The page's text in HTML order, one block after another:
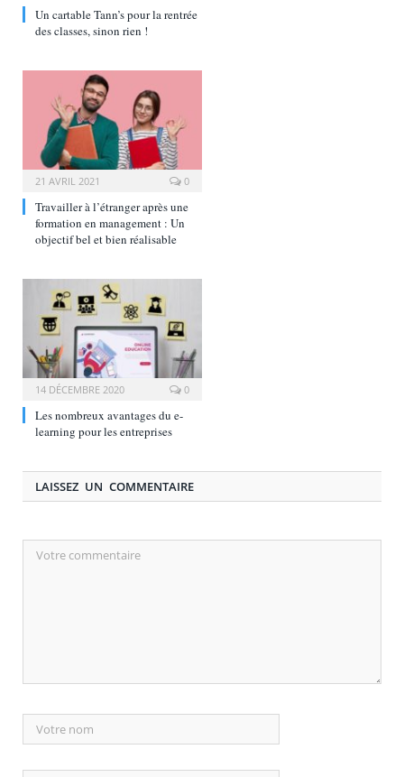
Un cartable Tann’s pour la rentrée
des classes, sinon rien !
21 AVRIL 2021 0
Travailler à l’étranger après une
formation en management : Un
objectif bel et bien réalisable
14 DÉCEMBRE 2020 0
Les nombreux avantages du e-
learning pour les entreprises
LAISSEZ UN COMMENTAIRE